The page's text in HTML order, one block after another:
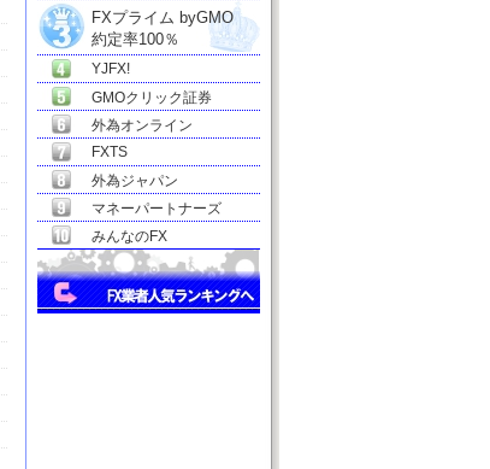
FXプライム byGMO
約定率100％
YJFX!
GMOクリック証券
外為オンライン
FXTS
外為ジャパン
マネーパートナーズ
みんなのFX